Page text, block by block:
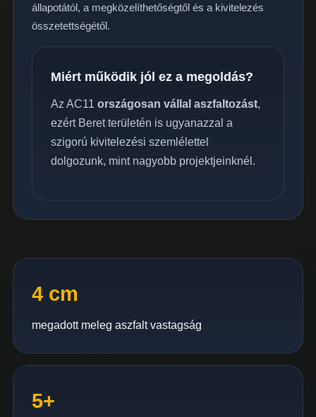
állapotától, a megközelíthetőségtől és a kivitelezés
összetettségétől.
Miért működik jól ez a megoldás?
Az AC11 országosan vállal aszfaltozást,
ezért Beret területén is ugyanazzal a
szigorú kivitelezési szemlélettel
dolgozunk, mint nagyobb projektjeinknél.
4 cm
megadott meleg aszfalt vastagság
5+